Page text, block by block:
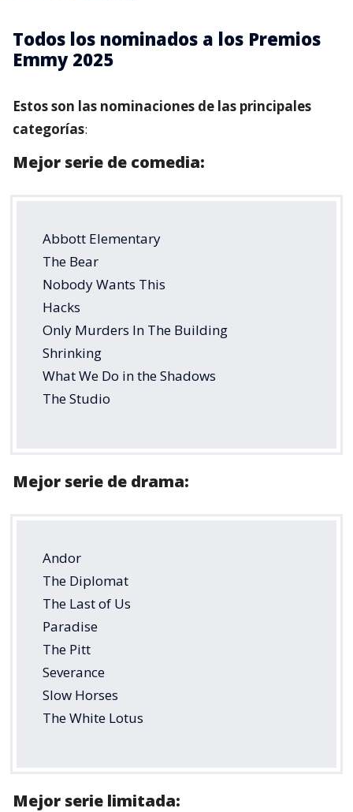
Todos los nominados a los Premios
Emmy 2025
Estos son las nominaciones de las principales
categorías:
Mejor serie de comedia:
Abbott Elementary
The Bear
Nobody Wants This
Hacks
Only Murders In The Building
Shrinking
What We Do in the Shadows
The Studio
Mejor serie de drama:
Andor
The Diplomat
The Last of Us
Paradise
The Pitt
Severance
Slow Horses
The White Lotus
Mejor serie limitada: